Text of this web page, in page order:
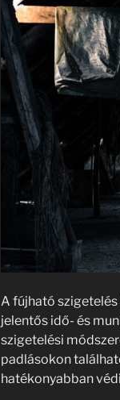
A fújható
jelentős idő- és
szigetelési
padlásokon
hatékonyabban